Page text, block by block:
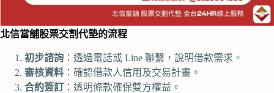
北信當舖股票交割代墊的流程
初步諮詢 ：透過電話或 Line 聯繫，說明借款需求。
審核資料 ：確認借款人信用及交易計畫。
合約簽訂 ：透明條款確保雙方權益。